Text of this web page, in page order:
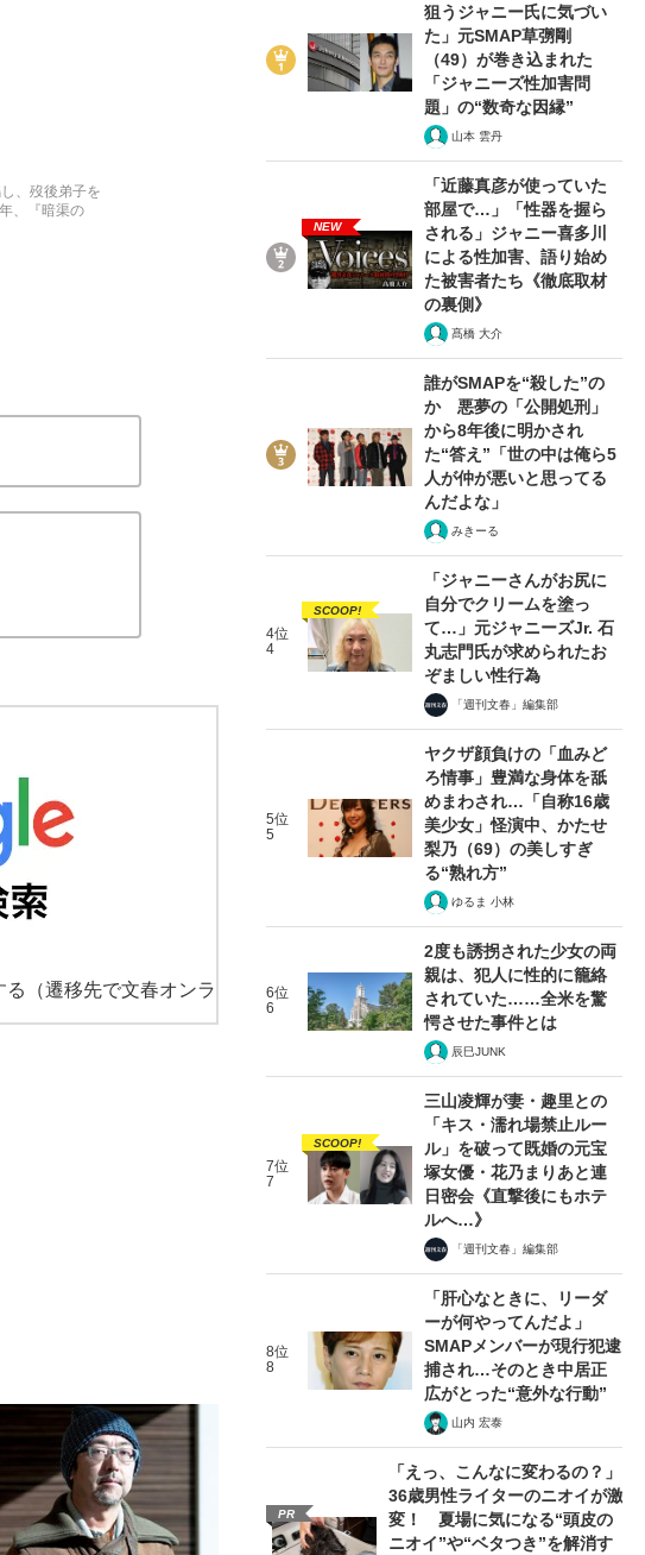
、歿後弟子を
、『暗渠の
西村賢太が「今作は“北町貫多もの”の
著者は語る 『芝公園六角堂跡』（西村
壇蜜に「羨ましくて仕方ない」と言わせた本 尾崎世界
伝説のハガキ職人のギリギリ人生「人間
る
（遷移先で文春オンラ
狙うジャニー氏に気づい
た」元SMAP草彅剛
（49）が巻き込まれた
「ジャニーズ性加害問
題」の“数奇な因縁”
山本 雲丹
NEW
「近藤真彦が使っていた
部屋で…」「性器を握ら
される」ジャニー喜多川
による性加害、語り始め
た被害者たち《徹底取材
の裏側》
髙橋 大介
誰がSMAPを“殺した”の
か 悪夢の「公開処刑」
から8年後に明かされ
た“答え”「世の中は俺ら5
人が仲が悪いと思ってる
んだよな」
みきーる
4位
4
SCOOP!
「ジャニーさんがお尻に
自分でクリームを塗っ
て…」元ジャニーズJr. 石
丸志門氏が求められたお
ぞましい性行為
「週刊文春」編集部
5位
5
ヤクザ顔負けの「血みど
ろ情事」豊満な身体を舐
めまわされ…「自称16歳
美少女」怪演中、かたせ
梨乃（69）の美しすぎ
る“熟れ方”
ゆるま 小林
6位
6
2度も誘拐された少女の両
親は、犯人に性的に籠絡
されていた……全米を驚
愕させた事件とは
辰巳JUNK
7位
7
SCOOP!
三山凌輝が妻・趣里との
「キス・濡れ場禁止ルー
ル」を破って既婚の元宝
塚女優・花乃まりあと連
日密会《直撃後にもホテ
ルへ…》
「週刊文春」編集部
8位
8
「肝心なときに、リーダ
ーが何やってんだよ」
SMAPメンバーが現行犯逮
捕され…そのとき中居正
広がとった“意外な行動”
山内 宏泰
PR
「えっ、こんなに変わるの？」
36歳男性ライターのニオイが激
変！ 夏場に気になる“頭皮の
ニオイ”や“ベタつき”を解消す